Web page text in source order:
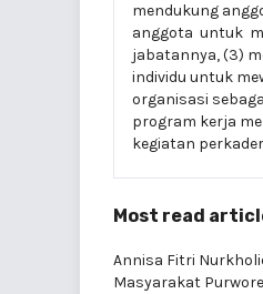
mendukung
anggota untuk
jabatannya, (3)
individu untuk
organisasi
program kerja
kegiatan
Most read
Annisa Fitri
Masyarakat